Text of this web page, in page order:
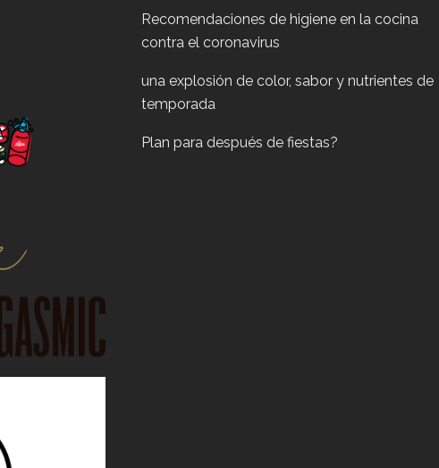
Recomendaciones de higiene en la cocina
contra el coronavirus
una explosión de color, sabor y nutrientes de
temporada
Plan para después de fiestas?